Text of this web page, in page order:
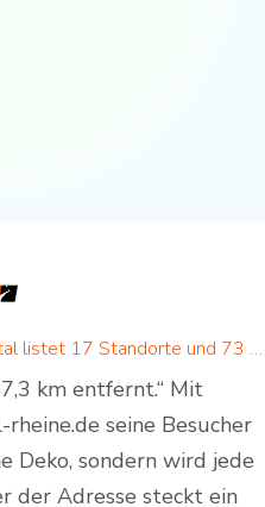
Padel in Rheine: neues Padelportal listet 17 Standorte und 73 Padel-Courts in Rheine und Umgebung
km entfernt.“ Mit
seine Besucher
Deko, sondern wird jede
der Adresse steckt ein